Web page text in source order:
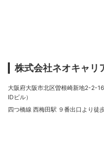
株式会社ネオキャリ
大阪府大阪市北区曽根崎新地2-2-
IDビル）
四つ橋線 西梅田駅 ９番出口より徒